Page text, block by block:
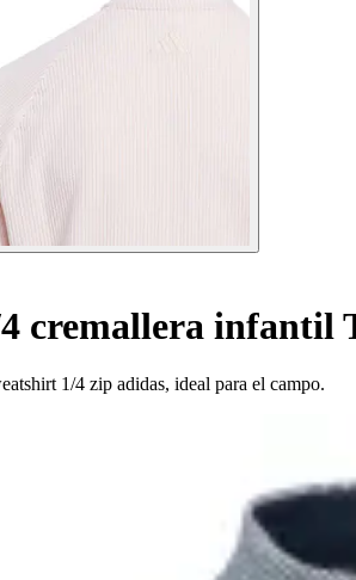
cremallera infantil
1/4 zip adidas, ideal para el campo.